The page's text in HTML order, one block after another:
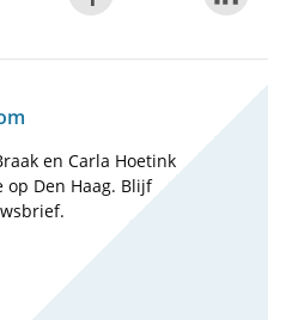
en Carla Hoetink
op Den Haag. Blijf